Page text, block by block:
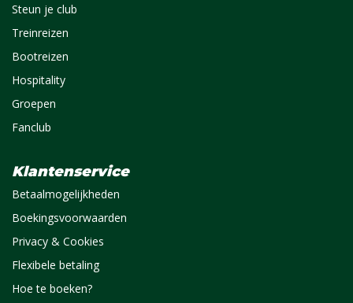
Steun je club
Treinreizen
Bootreizen
Hospitality
Groepen
Fanclub
Klantenservice
Betaalmogelijkheden
Boekingsvoorwaarden
Privacy & Cookies
Flexibele betaling
Hoe te boeken?